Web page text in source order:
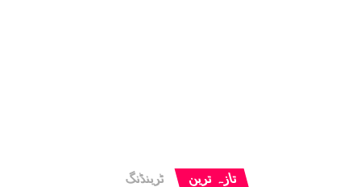
تازہ ترین ٹرینڈنگ